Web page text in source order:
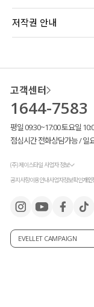
멜란지
조금
또
저작권 안내
고객센터
1644-7583
평일 09:30~17:00 토요일
점심시간 전화상담가능 / 일
(주) 제이스타일 사업자 정보
공지사항이용안내사업자정보확인개인
EVELLET CAMPAIGN